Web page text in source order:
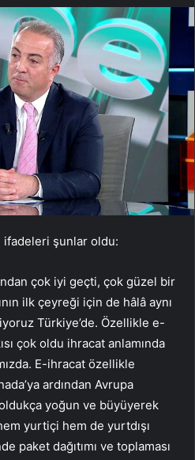
ifadeleri şunlar oldu:
çok iyi geçti, çok güzel bir
ilk çeyreği için de hâlâ aynı
Türkiye’de. Özellikle e-
çok oldu ihracat anlamında
E-ihracat özellikle
ardından Avrupa
yoğun ve büyüyerek
yurtiçi hem de yurtdışı
paket dağıtımı ve toplaması